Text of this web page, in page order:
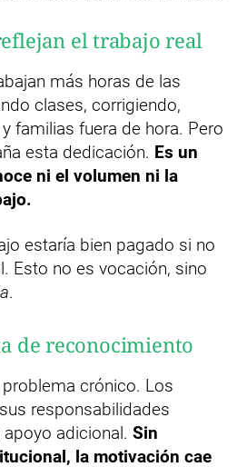
el trabajo real
más horas de las
clases, corrigiendo,
familias fuera de hora. Pero
esta dedicación. Es un
ni el volumen ni la
estaría bien pagado si no
Esto no es vocación, sino
.
de reconocimiento
crónico. Los
responsabilidades
adicional. Sin
la motivación cae